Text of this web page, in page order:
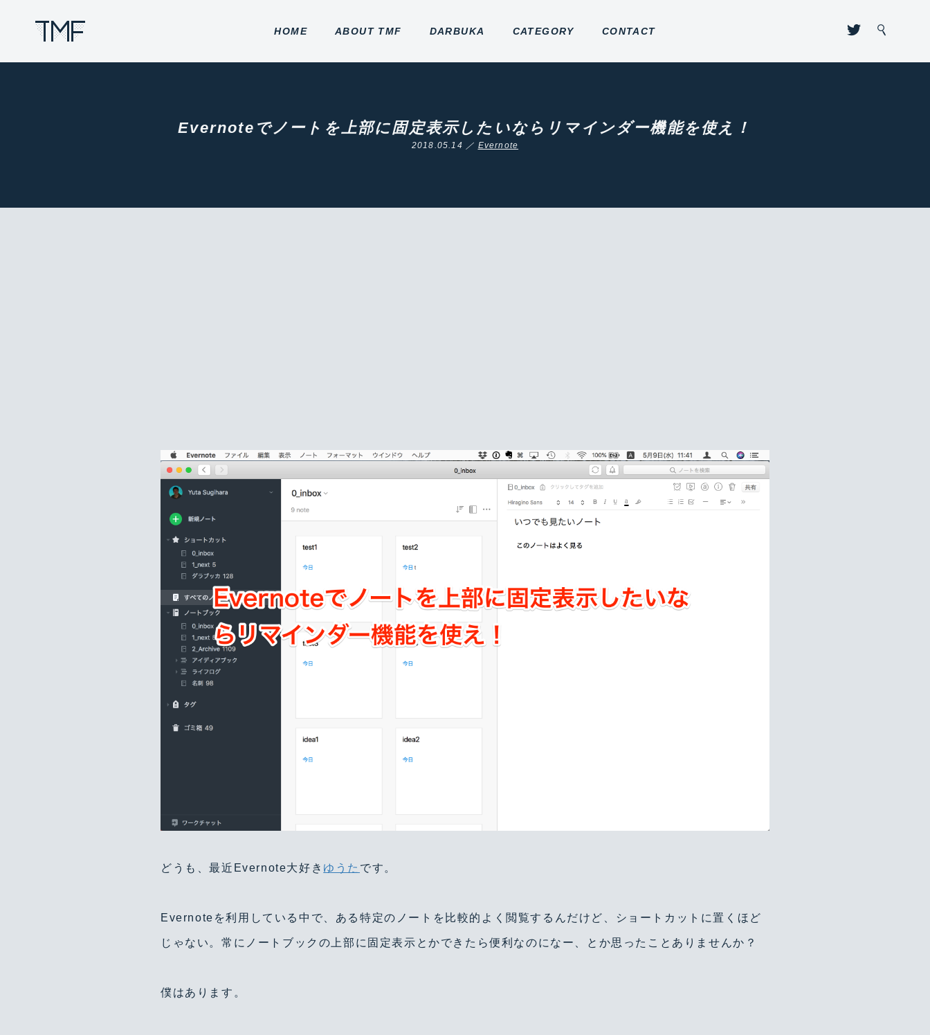
HOME ABOUT TMF DARBUKA CATEGORY CONTACT
Evernoteでノートを上部に固定表示したいならリマインダー機能を使え！
2018.05.14 ／ Evernote
どうも、最近Evernote大好き ゆうた です。
Evernoteを利用している中で、ある特定のノートを比較的よく閲覧するんだけど、ショートカットに置くほど
じゃない。常にノートブックの上部に固定表示とかできたら便利なのになー、とか思ったことありませんか？
僕はあります。